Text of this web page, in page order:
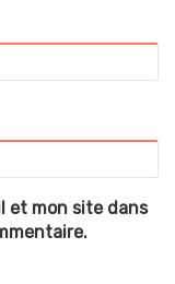
et mon site dans